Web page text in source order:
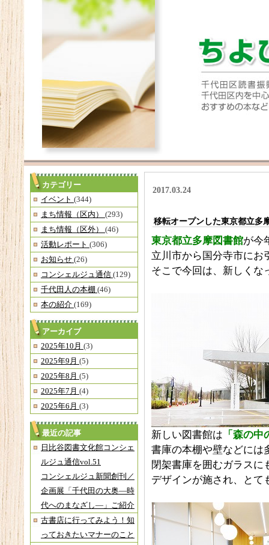
カテゴリー
イベント (344)
まち情報（区内） (293)
まち情報（区外） (46)
活動レポート (306)
お知らせ (26)
コンシェルジュ通信 (129)
千代田人の本棚 (46)
本の紹介 (169)
アーカイブ
2025年10月 (3)
2025年9月 (5)
2025年8月 (5)
2025年7月 (4)
2025年6月 (3)
最近の記事
日比谷図書文化館コンシェ
ルジュ通信vol.51
コンシェルジュ新聞創刊／
企画展「千代田の大奥―時
代へのまなざし―」ご紹介
古書店に行ってみよう！知
っておきたいマナーのこと
2017.03.24
移転オープンした東京都立多
東京都立多摩図書館が今
立川市から国分寺市にお
そこで今回は、新しくな
新しい図書館は 「森の
書庫の本棚や壁などには
閉架書庫を囲むガラスに
デザインが施され、とて